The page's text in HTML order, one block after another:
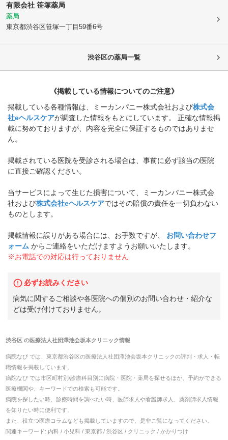
有限会社 笹塚薬局
薬局
東京都渋谷区笹塚一丁目59番6号
渋谷区の薬局一覧
《掲載している情報についてのご注意》
掲載している各種情報は、ミーカンパニー株式会社および株式会
社eヘルスケアが調査した情報をもとにしています。 正確な情報掲
載に努めておりますが、内容を完全に保証するものではありませ
ん。
掲載されている医院を受診される場合は、事前に必ず該当の医院
に直接ご確認ください。
当サービスによって生じた損害について、ミーカンパニー株式会
社および株式会社eヘルスケアではその賠償の責任を一切負わない
ものとします。
掲載情報に誤りがある場合には、お手数ですが、
お問い合わせフ
ォーム からご連絡をいただけますようお願いいたします。
※お電話での対応は行っておりません
必ずお読みください
病気に関するご相談や各医院への個別のお問い合わせ・紹介な
どは受け付けておりません。
渋谷区の医療法人社団澤池会坂本クリニック情報
病院なび では、 東京都渋谷区の医療法人社団澤池会坂本クリニックの評判・求人・転
職情報を掲載しています。
病院なび では市区町村別/診療科目別に病院・医院・薬局を探せるほか、予約ができる
医療機関や、キーワードでの検索も可能です。
病院を探したい時、診療時間を調べたい時、医師求人や看護師求人、薬剤師求人情報
を知りたい時に便利です。
また、役立つ医療コラムなども掲載していますので、是非ご覧になってください。
関連キーワード: 内科 / 小児科 / 東京都 / 渋谷区 / クリニック / かかりつけ